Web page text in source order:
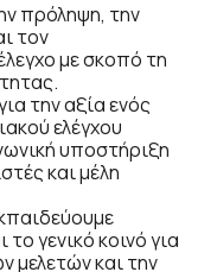
πρόληψη, την
τον
με σκοπό τη
την αξία ενός
ελέγχου
υποστήριξη
και μέλη
γενικό κοινό για
μελετών και την